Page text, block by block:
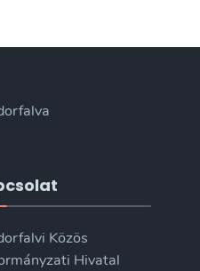
Közös
Hivatal